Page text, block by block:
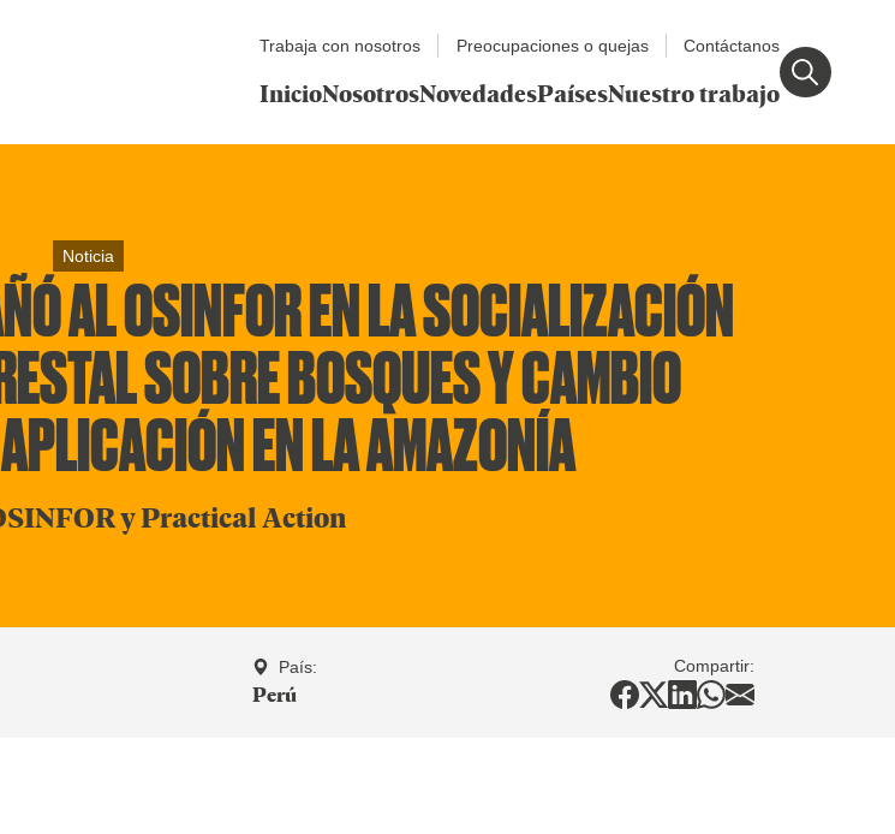
Trabaja con nosotros Preocupaciones o quejas Contáctanos
InicioNosotrosNovedadesPaísesNuestro trabajo
Noticia
AL OSINFOR EN LA SOCIALIZACIÓN
SOBRE BOSQUES Y CAMBIO
EN LA AMAZONÍA
y Practical Action
País:
Perú
Compartir: